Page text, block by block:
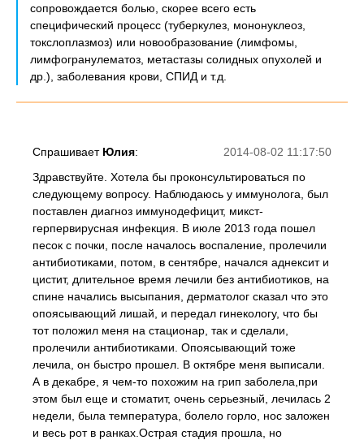
сопровождается болью, скорее всего есть
специфический процесс (туберкулез, мононуклеоз,
токслоплазмоз) или новообразование (лимфомы,
лимфогранулематоз, метастазы солидных опухолей и
др.), заболевания крови, СПИД и т.д.
2014-08-02 11:17:50
Спрашивает Юлия:
Здравствуйте. Хотела бы проконсультироваться по
следующему вопросу. Наблюдаюсь у иммунолога, был
поставлен диагноз иммунодефицит, микст-
герпервирусная инфекция. В июле 2013 года пошел
песок с почки, после началось воспаление, пролечили
антибиотиками, потом, в сентябре, начался аднексит и
цистит, длительное время лечили без антибиотиков, на
спине начались высыпания, дерматолог сказал что это
опоясывающий лишай, и передал гинекологу, что бы
тот положил меня на стационар, так и сделали,
пролечили антибиотиками. Опоясывающий тоже
лечила, он быстро прошел. В октябре меня выписали.
А в декабре, я чем-то похожим на грип заболела,при
этом был еще и стоматит, очень серьезный, лечилась 2
недели, была температура, болело горло, нос заложен
и весь рот в ранках.Острая стадия прошла, но